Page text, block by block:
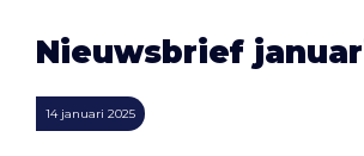
Nieuwsbrief
14 januari 2025